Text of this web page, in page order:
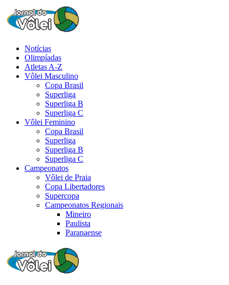
Notícias
Olimpíadas
Atletas A-Z
Vôlei Masculino
Copa Brasil
Superliga
Superliga B
Superliga C
Vôlei Feminino
Copa Brasil
Superliga
Superliga B
Superliga C
Campeonatos
Vôlei de Praia
Copa Libertadores
Supercopa
Campeonatos Regionais
Mineiro
Paulista
Paranaense